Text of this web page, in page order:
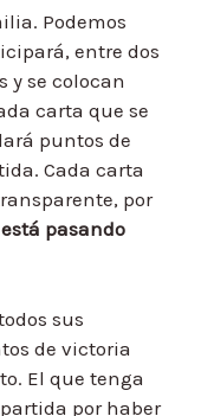
Podemos
entre dos
y se colocan
carta que se
puntos de
Cada carta
por
pasando
sus
de victoria
El que tenga
por haber